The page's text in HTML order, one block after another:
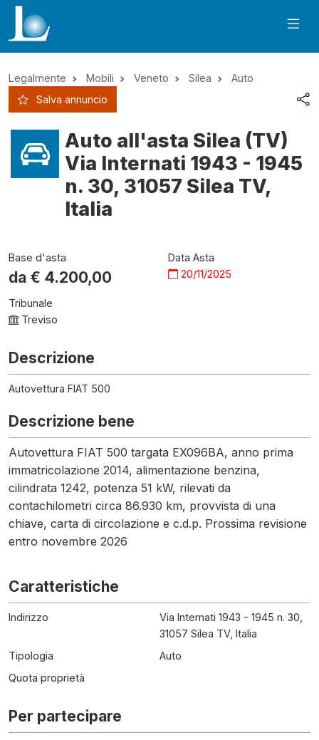
Legalmente Mobili Veneto Silea
Auto
Salva annuncio
Auto all'asta Silea (TV)
Via Internati 1943 - 1945
n. 30, 31057 Silea TV,
Italia
Base d'asta
da € 4.200,00
Data Asta
20/11/2025
Tribunale
Treviso
Descrizione
Autovettura FIAT 500
Descrizione bene
Autovettura FIAT 500 targata EX096BA, anno prima
immatricolazione 2014, alimentazione benzina,
cilindrata 1242, potenza 51 kW, rilevati da
contachilometri circa 86.930 km, provvista di una
chiave, carta di circolazione e c.d.p. Prossima revisione
entro novembre 2026
Caratteristiche
Indirizzo
Via Internati 1943 - 1945 n. 30,
31057 Silea TV, Italia
Tipologia
Auto
Quota proprietà
Per partecipare